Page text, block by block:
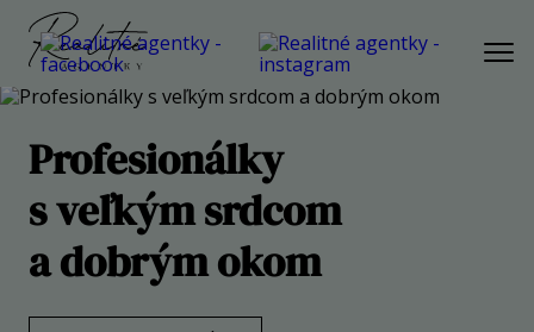
PONUKA
AKTUÁLNA PONUKA
BYT
DOM
POZEMOK
REKREAČNÁ NEHNUTEĽNOSŤ
Profesionálky
s veľkým srdcom
a dobrým okom